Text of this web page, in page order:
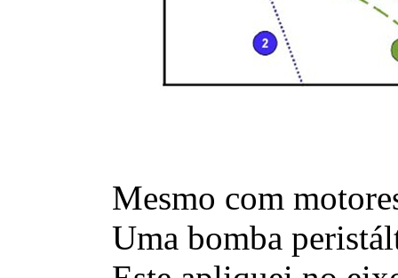
Mesmo com
Uma bomba